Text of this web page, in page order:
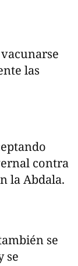
las
contra
la Abdala.
se
se